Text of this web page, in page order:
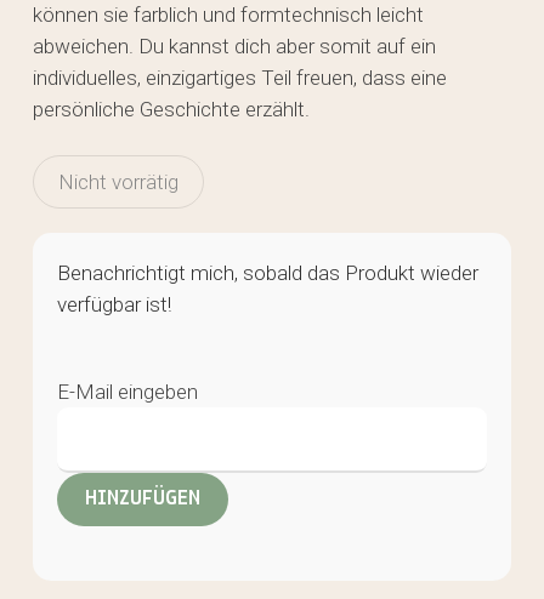
können sie farblich und formtechnisch leicht
abweichen. Du kannst dich aber somit auf ein
individuelles, einzigartiges Teil freuen, dass eine
persönliche Geschichte erzählt.
Nicht vorrätig
Benachrichtigt mich, sobald das Produkt wieder
verfügbar ist!
E-Mail eingeben